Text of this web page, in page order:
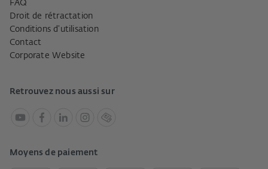
FAQ
Droit de rétractation
Conditions d'utilisation
Contact
Corporate Website
Retrouvez nous aussi sur
Moyens de paiement